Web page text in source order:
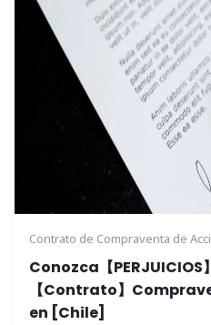
Contrato de Compraventa de
Conozca【
【Contrato】
en [Chile]